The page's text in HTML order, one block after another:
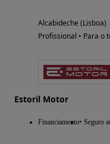
Alcabideche (Lisboa)
Profissional • Para o
Estoril Motor
Financiamento Seguro